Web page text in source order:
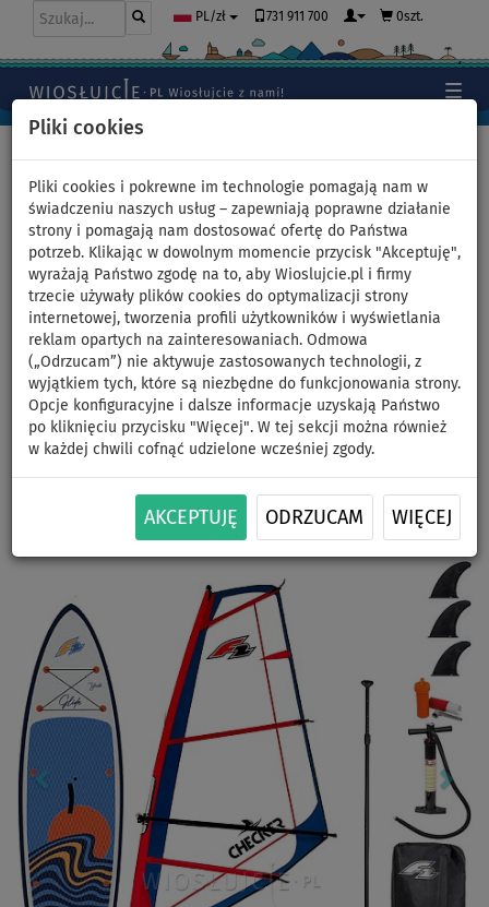
Pliki cookies
Pliki cookies i pokrewne im technologie pomagają nam w
świadczeniu naszych usług – zapewniają poprawne działanie
strony i pomagają nam dostosować ofertę do Państwa
potrzeb. Klikając w dowolnym momencie przycisk "Akceptuję",
wyrażają Państwo zgodę na to, aby Wioslujcie.pl i firmy
trzecie używały plików cookies do optymalizacji strony
internetowej, tworzenia profili użytkowników i wyświetlania
reklam opartych na zainteresowaniach. Odmowa
(„Odrzucam”) nie aktywuje zastosowanych technologii, z
wyjątkiem tych, które są niezbędne do funkcjonowania strony.
Opcje konfiguracyjne i dalsze informacje uzyskają Państwo
po kliknięciu przycisku "Więcej". W tej sekcji można również
w każdej chwili cofnąć udzielone wcześniej zgody.
AKCEPTUJĘ ODRZUCAM WIĘCEJ
PL/zł 731 911 700 0szt.
Zestaw Windsurfingowy deska
pompowana SUP F2 GLIDE
WINDSURF/WING YOUTH 10'0
GREY + pędnik F2 CHECKER -
powierzchnia: 4,5m
DO
WIOSŁO W
OPCJA
OPCJA
DARMOWA
Next